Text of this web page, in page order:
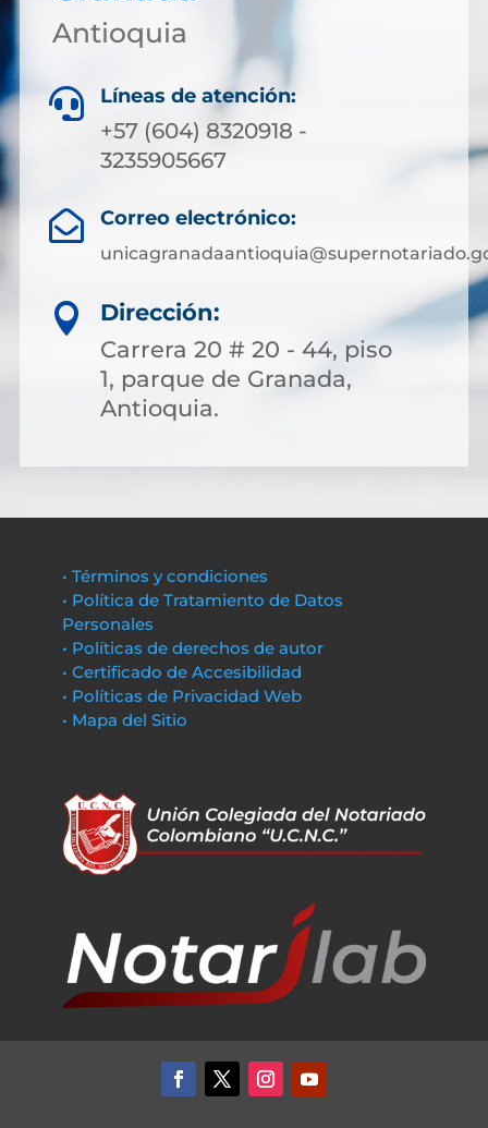
Antioquia
 Líneas de atención:
+57 (604) 8320918 -
3235905667
 Correo electrónico:

Dirección:
Carrera 20 # 20 - 44, piso
1, parque de Granada,
Antioquia.
• Términos y condiciones
• Política de Tratamiento de Datos
Personales
• Políticas de derechos de autor
• Certificado de Accesibilidad
• Políticas de Privacidad Web
• Mapa del Sitio